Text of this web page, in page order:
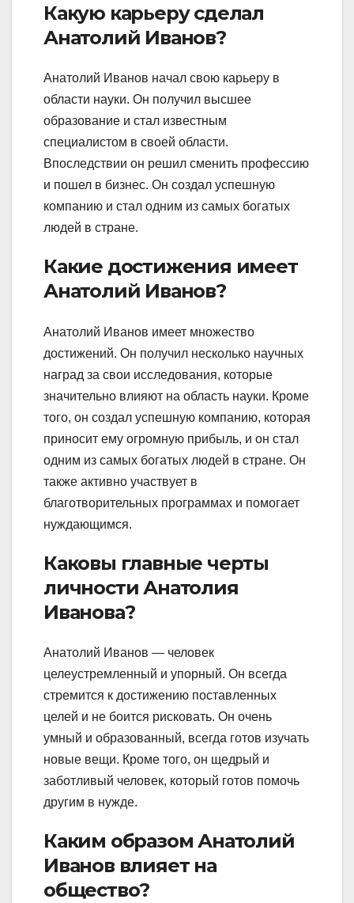
Какую карьеру сделал
Анатолий Иванов?
Анатолий Иванов начал свою карьеру в
области науки. Он получил высшее
образование и стал известным
специалистом в своей области.
Впоследствии он решил сменить профессию
и пошел в бизнес. Он создал успешную
компанию и стал одним из самых богатых
людей в стране.
Какие достижения имеет
Анатолий Иванов?
Анатолий Иванов имеет множество
достижений. Он получил несколько научных
наград за свои исследования, которые
значительно влияют на область науки. Кроме
того, он создал успешную компанию, которая
приносит ему огромную прибыль, и он стал
одним из самых богатых людей в стране. Он
также активно участвует в
благотворительных программах и помогает
нуждающимся.
Каковы главные черты
личности Анатолия
Иванова?
Анатолий Иванов — человек
целеустремленный и упорный. Он всегда
стремится к достижению поставленных
целей и не боится рисковать. Он очень
умный и образованный, всегда готов изучать
новые вещи. Кроме того, он щедрый и
заботливый человек, который готов помочь
другим в нужде.
Каким образом Анатолий
Иванов влияет на
общество?